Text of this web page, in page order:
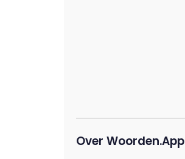
Over Woorden.App